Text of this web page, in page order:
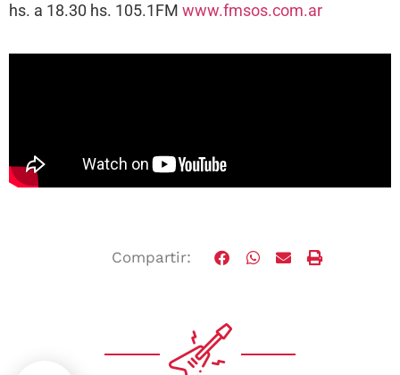
hs. a 18.30 hs. 105.1FM www.fmsos.com.ar
Compartir: